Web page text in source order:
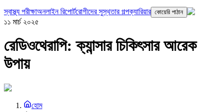
স্বাস্থ্য পরীক্ষাঅনলাইন রিপোর্টরোগীদের সুস্থতার গল্পক্যারিয়ার কোয়েরি পাঠান
১১ মার্চ ২০২৫
রেডিওথেরাপি: ক্যান্সার চিকিৎসার আরেক
উপায়
হোম